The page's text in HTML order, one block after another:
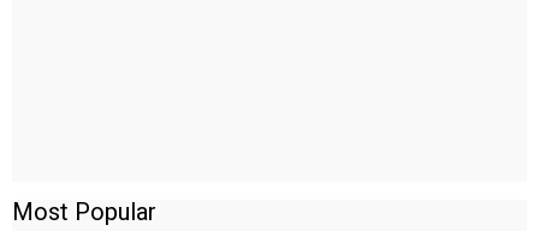
Most Popular